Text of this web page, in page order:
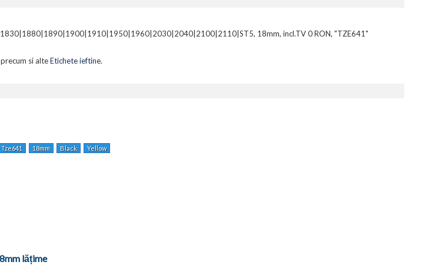
18mm, incl.TV 0 RON, "TZE641"
si alteEtichete ieftine.
Tze641 18mm Black Yellow
lățime